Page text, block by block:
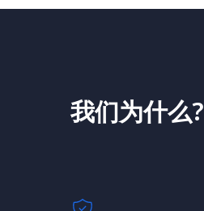
我们为什么?